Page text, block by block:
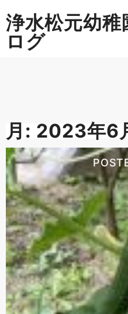
to
content
浄水松元幼稚
ログ
月: 2023年6